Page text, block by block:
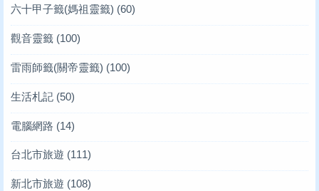
六十甲子籤(媽祖靈籤) (60)
觀音靈籤 (100)
雷雨師籤(關帝靈籤) (100)
生活札記 (50)
電腦網路 (14)
台北市旅遊 (111)
新北市旅遊 (108)